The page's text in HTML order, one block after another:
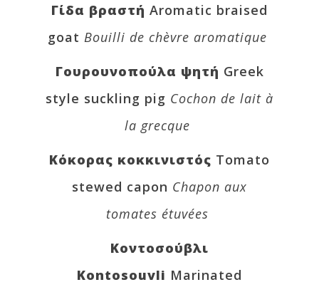
Γίδα βραστή Aromatic braised
goat Bouilli de chèvre aromatique
Γουρουνοπούλα ψητή Greek
style suckling pig Cochon de lait à
la grecque
Κόκορας κοκκινιστός Tomato
stewed capon Chapon aux
tomates étuvées
Κοντοσούβλι
Kontosouvli Marinated